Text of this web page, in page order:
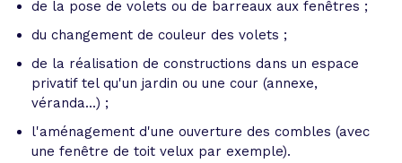
de la pose de volets ou de barreaux aux fenêtres ;
du changement de couleur des volets ;
de la réalisation de constructions dans un espace
privatif tel qu'un jardin ou une cour (annexe,
véranda...) ;
l'aménagement d'une ouverture des combles (avec
une fenêtre de toit velux par exemple).